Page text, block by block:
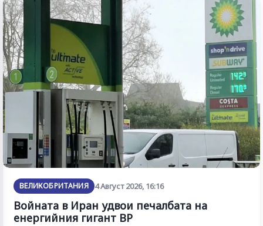
ВЕЛИКОБРИТАНИЯ 4 Август 2026, 16:16
Войната в Иран удвои печалбата на
енергийния гигант BP